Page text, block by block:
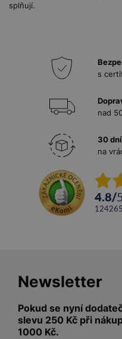
splňují.
s
nad
30 dní
na
4.8/
124265
Newsletter
Pokud se nyní
slevu 250 Kč při
1000 Kč.